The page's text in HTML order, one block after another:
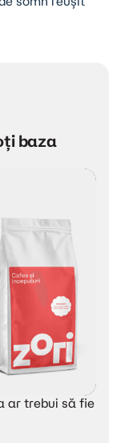
baza
ar trebui să fie